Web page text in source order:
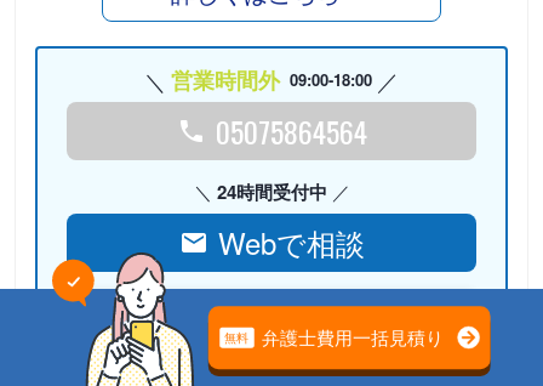
営業時間外 09:00-18:00
05075864564
24時間受付中
Webで相談